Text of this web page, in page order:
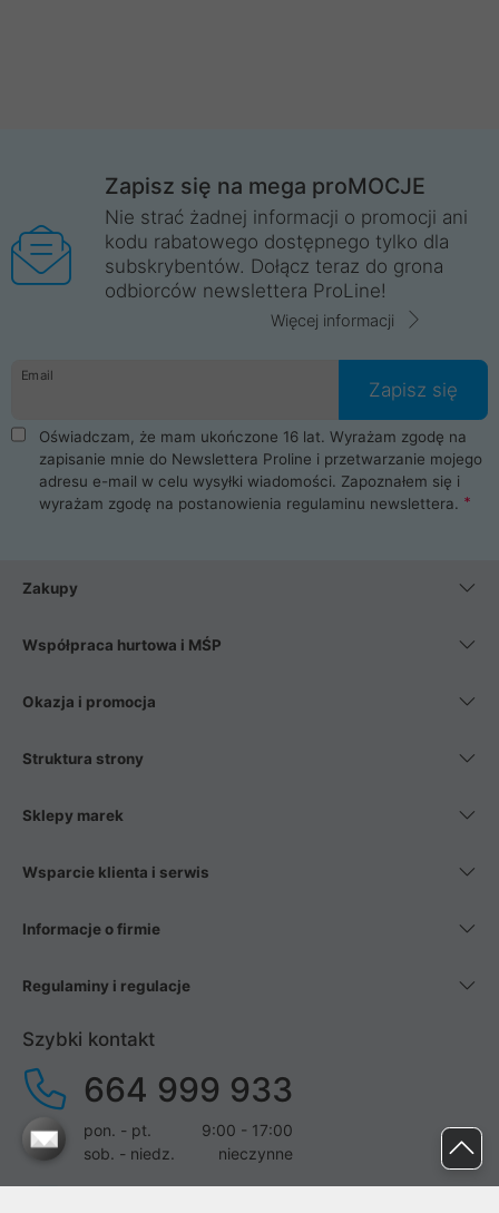
Zapisz się na mega proMOCJE
Nie strać żadnej informacji o promocji ani
kodu rabatowego dostępnego tylko dla
subskrybentów. Dołącz teraz do grona
odbiorców newslettera ProLine!
Więcej informacji
Email
Zapisz się
Oświadczam, że mam ukończone 16 lat. Wyrażam zgodę na
zapisanie mnie do Newslettera Proline i przetwarzanie mojego
adresu e-mail w celu wysyłki wiadomości. Zapoznałem się i
wyrażam zgodę na postanowienia regulaminu newslettera.
Zakupy
Współpraca hurtowa i MŚP
Okazja i promocja
Struktura strony
Sklepy marek
Wsparcie klienta i serwis
Informacje o firmie
Regulaminy i regulacje
Szybki kontakt
664 999 933
pon. - pt.
9:00 - 17:00
sob. - niedz.
nieczynne